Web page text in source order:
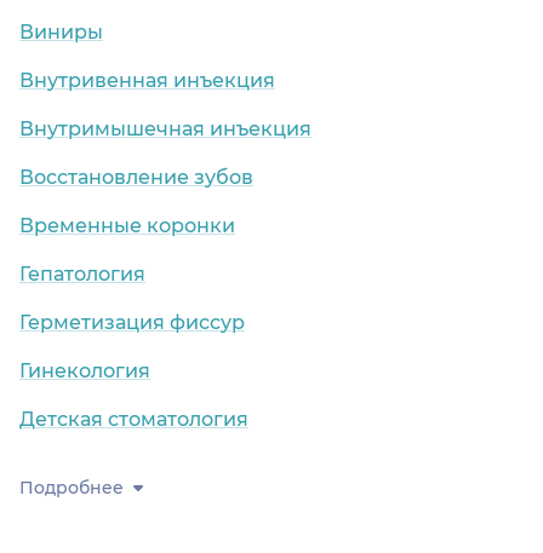
Виниры
Внутривенная инъекция
Внутримышечная инъекция
Восстановление зубов
Временные коронки
Гепатология
Герметизация фиссур
Гинекология
Детская стоматология
Подробнее